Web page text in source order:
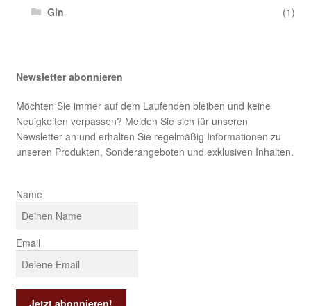
Gin
(1)
Newsletter abonnieren
Möchten Sie immer auf dem Laufenden bleiben und keine
Neuigkeiten verpassen? Melden Sie sich für unseren
Newsletter an und erhalten Sie regelmäßig Informationen zu
unseren Produkten, Sonderangeboten und exklusiven Inhalten.
Name
Email